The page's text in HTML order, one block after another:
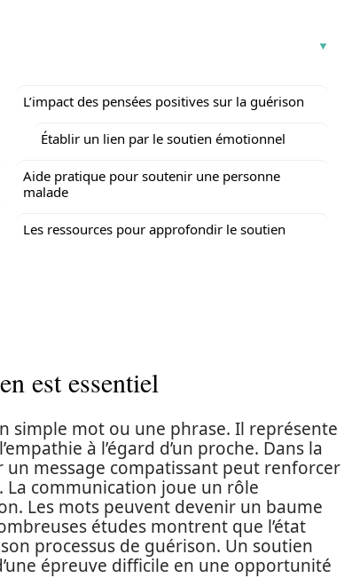
L’impact des pensées positives sur la guérison
Établir un lien par le soutien émotionnel
Aide pratique pour soutenir une personne
malade
Les ressources pour approfondir le soutien
est essentiel
simple mot ou une phrase. Il représente
à l’égard d’un proche. Dans la
message compatissant peut renforcer
La communication joue un rôle
Les mots peuvent devenir un baume
études montrent que l’état
processus de guérison. Un soutien
épreuve difficile en une opportunité